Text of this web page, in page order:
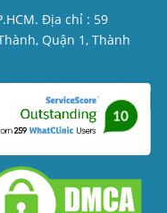
Địa chỉ : 59
Quận 1, Thành